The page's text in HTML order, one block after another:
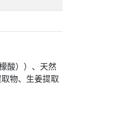
酸））、天然
物、生姜提取